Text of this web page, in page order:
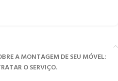
A MONTAGEM DE SEU MÓVEL:
O SERVIÇO.